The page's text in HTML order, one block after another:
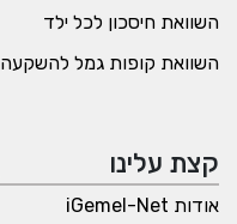
השוואת חיסכון לכל ילד
השוואת קופות גמל להשקעה
קצת עלינו
אודות iGemel-Net